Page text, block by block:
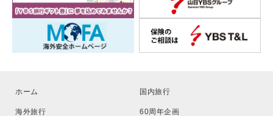
ホーム 国内旅行
海外旅行 60周年企画